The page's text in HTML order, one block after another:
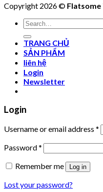
Copyright 2026 © Flatsome
Search
for:
TRANG CHỦ
SẢN PHẨM
liên hệ
Login
Newsletter
Login
Username or email address *
Password*
Remember me
Log in
Lost your password?